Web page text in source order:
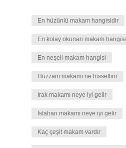
En hüzünlü makam hangisidir
En kolay okunan makam hangisi
En neşeli makam hangisi
Hüzzam makamı ne hissettirir
Irak makamı neye iyi gelir
İsfahan makamı neye iyi gelir
Kaç çeşit makam vardır